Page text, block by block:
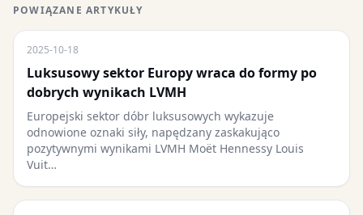
POWIĄZANE ARTYKUŁY
2025-10-18
Luksusowy sektor Europy wraca do formy po
dobrych wynikach LVMH
Europejski sektor dóbr luksusowych wykazuje
odnowione oznaki siły, napędzany zaskakująco
pozytywnymi wynikami LVMH Moët Hennessy Louis
Vuit…